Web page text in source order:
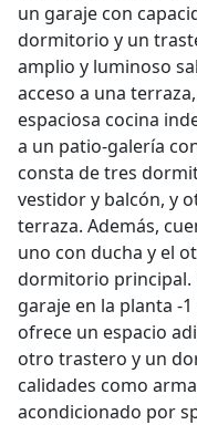
un garaje con
dormitorio y un
amplio y luminoso
acceso a una
espaciosa cocina
a un patio-galería
consta de tres
vestidor y balcón, y
terraza. Además,
uno con ducha y el
dormitorio principal.
garaje en la planta -
ofrece un espacio
otro trastero y un
calidades como
acondicionado por